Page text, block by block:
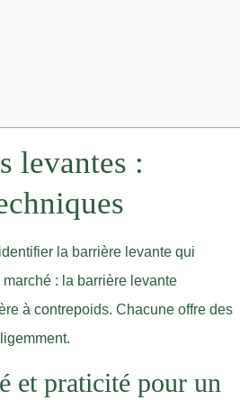
levantes :
la barrière levante qui
: la barrière levante
à contrepoids. Chacune offre des
et praticité pour un